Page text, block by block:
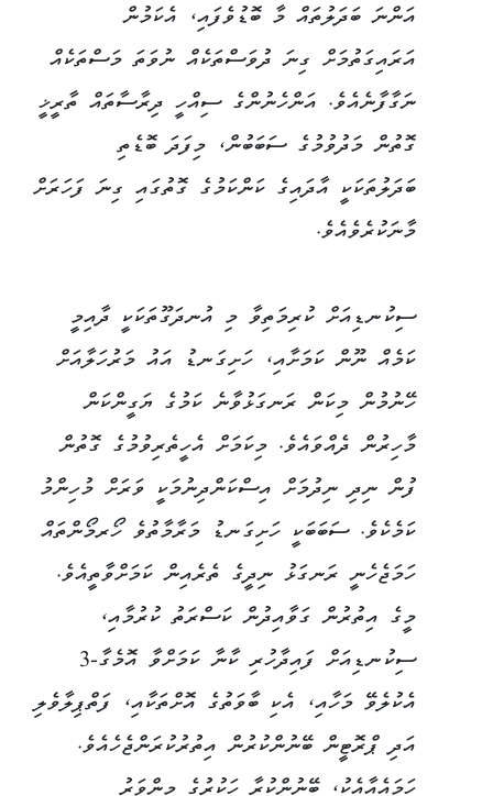
އަންނަ ބަދަލުތައް މާ ބޮޑުވެފައި، އެކަމުން
އަރައިގަތުމަށް ގިނަ ދުވަސްތަކެއް ނުވަތަ މަސްތަކެއް
ނަގާފާނެއެވެ. އަންހެނުންގެ ސިއްހީ ދިރާސާތައް ތާރީޚީ
ގޮތުން މަދުވުމުގެ ސަބަބުން، މިފަދަ ބޮޑެތި
ބަދަލުތަކަކީ އާދައިގެ ކަންކަމުގެ ގޮތުގައި ގިނަ ފަހަރަށް
މާނަކުރެވެއެވެ.
ސިކުނޑިއަށް ކުރިމަތިވާ މި އުނދަގޫތަކަކީ ދާއިމީ
ކަމެއް ނޫން ކަމަށާއި، ހަށިގަނޑު އައު މަރުހަލާއަށް
ހޭނުމުން މިކަން ރަނގަޅުވާނެ ކަމުގެ ޔަގީންކަން
މާހިރުން ދެއްވައެވެ. މިކަމަށް އެހީތެރިވުމުގެ ގޮތުން
ފުން ނިދި ނިދުމަށް އިސްކަންދިނުމަކީ ވަރަށް މުހިންމު
ކަމެކެވެ. ސަބަބަކީ ހަށިގަނޑު މަރާމާތުވެ ހޯރމޯންތައް
ހަމަޖެހެނީ ރަނގަޅު ނިދީގެ ތެރެއިން ކަމަށްވާތީއެވެ.
މީގެ އިތުރުން ގަވާއިދުން ކަސްރަތު ކުރުމާއި،
ސިކުނޑިއަށް ފައިދާހުރި ކާނާ ކަމަށްވާ އޮމެގާ-3
އެކުލެވޭ މަހާއި، އެކި ބާވަތުގެ އޮށްތަކާއި، ފަތްޕިލާވެލި
އަދި ޕްރޮޓީން ބޭނުންކުރުން އިތުރުކުރަންޖެހެއެވެ.